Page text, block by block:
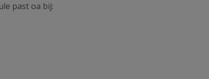
past oa bij: